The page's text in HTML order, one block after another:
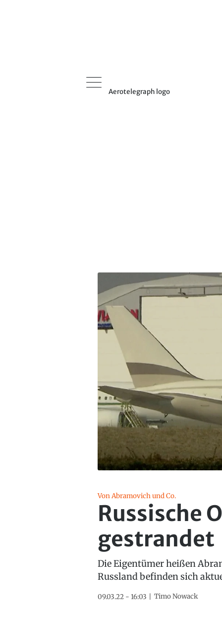
Aerotelegraph logo
Von Abramovich und Co.
Russische
gestrandet
Die Eigentümer heißen
Russland befinden sich
09.03.22 - 16:03 Timo Nowack